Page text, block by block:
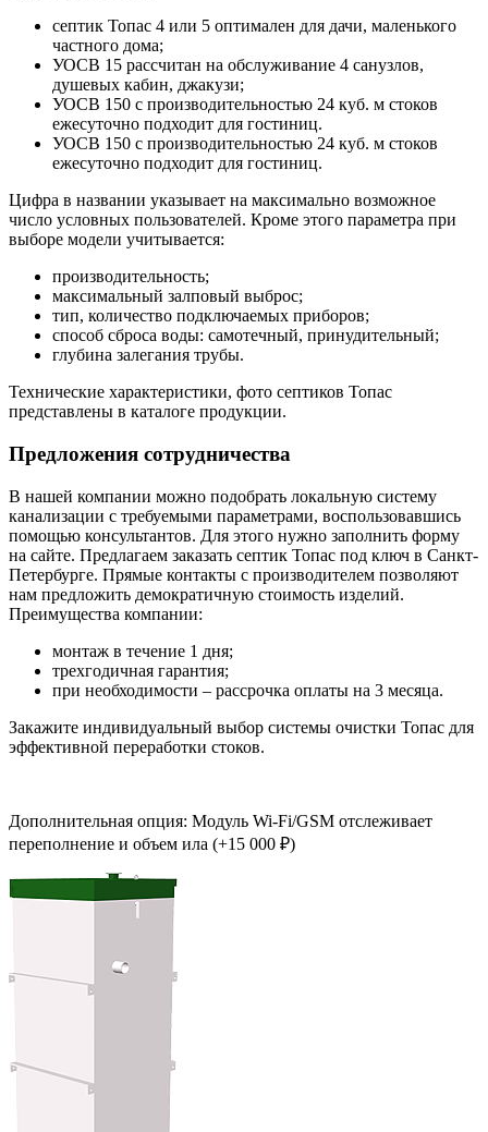
септик Топас 4 или 5 оптимален для дачи, маленького
частного дома;
УОСВ 15 рассчитан на обслуживание 4 санузлов,
душевых кабин, джакузи;
УОСВ 150 с производительностью 24 куб. м стоков
ежесуточно подходит для гостиниц.
УОСВ 150 с производительностью 24 куб. м стоков
ежесуточно подходит для гостиниц.
Цифра в названии указывает на максимально возможное
число условных пользователей. Кроме этого параметра при
выборе модели учитывается:
производительность;
максимальный залповый выброс;
тип, количество подключаемых приборов;
способ сброса воды: самотечный, принудительный;
глубина залегания трубы.
Технические характеристики, фото септиков Топас
представлены в каталоге продукции.
Предложения сотрудничества
В нашей компании можно подобрать локальную систему
канализации с требуемыми параметрами, воспользовавшись
помощью консультантов. Для этого нужно заполнить форму
на сайте. Предлагаем заказать септик Топас под ключ в Санкт-
Петербурге. Прямые контакты с производителем позволяют
нам предложить демократичную стоимость изделий.
Преимущества компании:
монтаж в течение 1 дня;
трехгодичная гарантия;
при необходимости – рассрочка оплаты на 3 месяца.
Закажите индивидуальный выбор системы очистки Топас для
эффективной переработки стоков.
Дополнительная опция: Модуль Wi-Fi/GSM отслеживает
переполнение и объем ила (+15 000 ₽)